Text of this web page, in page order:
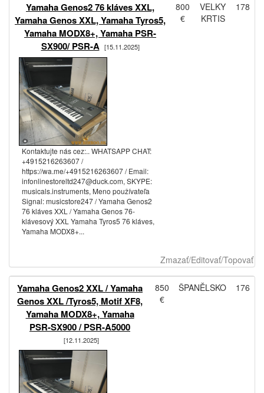
Yamaha Genos2 76 kláves XXL,
Yamaha Genos XXL, Yamaha Tyros5,
Yamaha MODX8+, Yamaha PSR-
SX900/ PSR-A [15.11.2025]
Kontaktujte nás cez:.. WHATSAPP CHAT:
+4915216263607 /
https://wa.me/+4915216263607 / Email:
infonlinestoreltd247@duck.com, SKYPE:
musicals.instruments, Meno používateľa
Signal: musicstore247 / Yamaha Genos2
76 kláves XXL / Yamaha Genos 76-
klávesový XXL Yamaha Tyros5 76 kláves,
Yamaha MODX8+...
800
€
VELKY
KRTIS
178
Zmazať/Editovať/Topovať
Yamaha Genos2 XXL / Yamaha
Genos XXL /Tyros5, Motif XF8,
Yamaha MODX8+, Yamaha
PSR-SX900 / PSR-A5000
[12.11.2025]
850
€
ŠPANĚLSKO 176